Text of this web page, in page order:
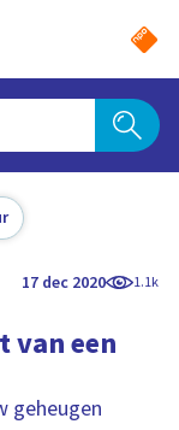
17 dec 2020 1.1k
van een
geheugen